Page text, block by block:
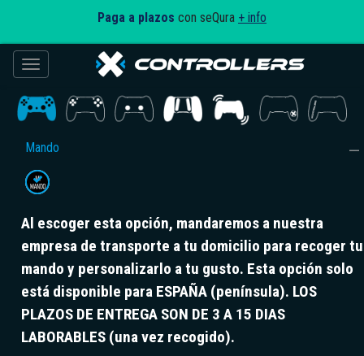
Paga a plazos con seQura + info
Toggle navigation
Mando
Al escoger esta opción, mandaremos a nuestra
empresa de transporte a tu domicilio para recoger tu
mando y personalizarlo a tu gusto. Esta opción solo
está disponible para ESPAÑA (península). LOS
PLAZOS DE ENTREGA SON DE 3 A 15 DIAS
LABORABLES (una vez recogido).